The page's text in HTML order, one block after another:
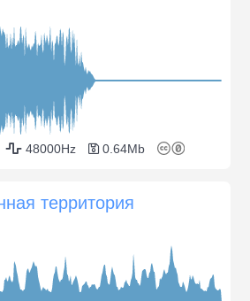
48000Hz 0.64Mb
территория